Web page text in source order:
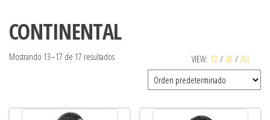
CONTINENTAL
VIEW: 12 / 48 / ALL
Mostrando 13–17 de 17 resultados